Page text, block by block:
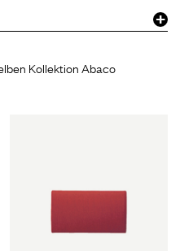
Kollektion Abaco